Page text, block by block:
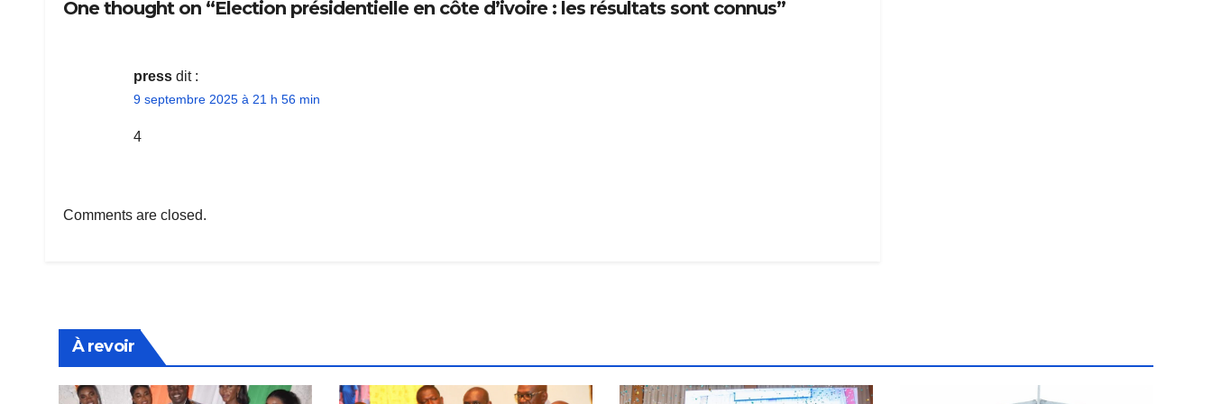
One thought on “Election présidentielle en côte d’ivoire : les résultats sont connus”
press dit :
9 septembre 2025 à 21 h 56 min
4
Comments are closed.
À revoir